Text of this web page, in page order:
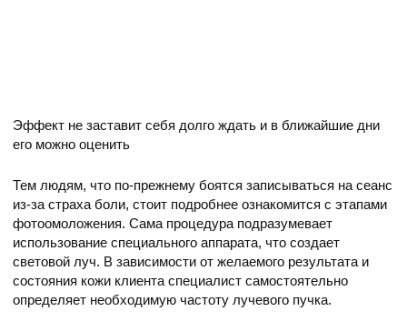
Эффект не заставит себя долго ждать и в ближайшие дни
его можно оценить
Тем людям, что по-прежнему боятся записываться на сеанс
из-за страха боли, стоит подробнее ознакомится с этапами
фотоомоложения. Сама процедура подразумевает
использование специального аппарата, что создает
световой луч. В зависимости от желаемого результата и
состояния кожи клиента специалист самостоятельно
определяет необходимую частоту лучевого пучка.